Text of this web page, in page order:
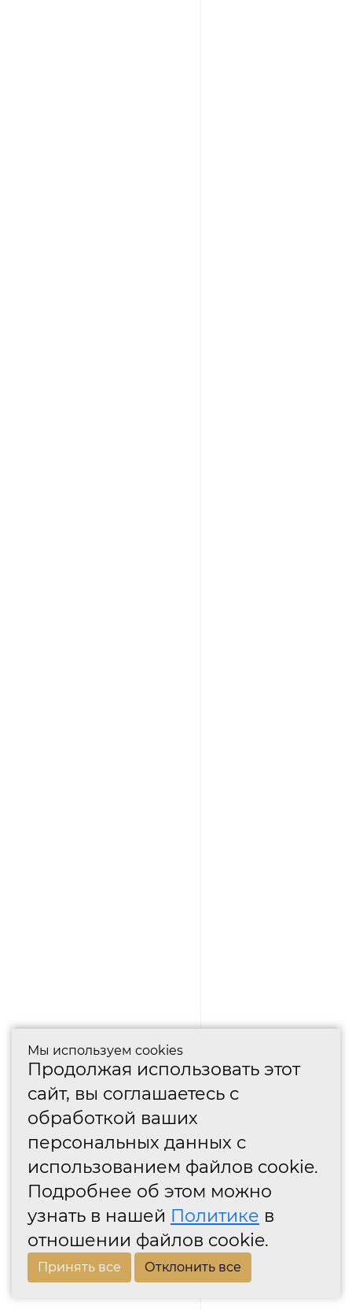
Мы используем cookies
Продолжая использовать этот
сайт, вы соглашаетесь с
обработкой ваших
персональных данных с
использованием файлов cookie.
Подробнее об этом можно
узнать в нашей Политике в
отношении файлов cookie.
Принять все Отклонить все